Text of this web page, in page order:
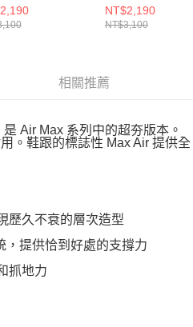
NT$2,190
NT$3,100
相關推薦
Air Max 系列中的超夯版本。
。鞋跟的標誌性 Max Air 提供全
歷久不衰的層次造型
，提供恰到好處的支撐力
抓地力